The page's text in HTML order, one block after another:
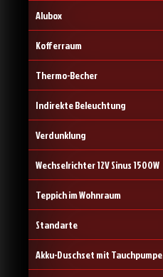
Alubox
Kofferraum
Thermo-Becher
Indirekte Beleuchtung
Verdunklung
Wechselrichter 12V Sinus 1500W
Teppich im Wohnraum
Standarte
Akku-Duschset mit Tauchpumpe